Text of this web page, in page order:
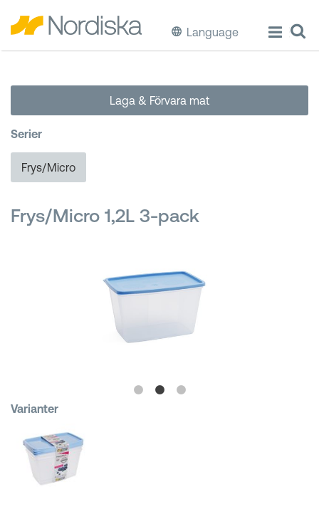
Language
Laga & Förvara mat
Diska & Städa
Förvaring
Hinkar & Tunnor
Laga & Förvara mat
Serier
Frys/Micro
Frys/Micro 1,2L 3-pack
Varianter